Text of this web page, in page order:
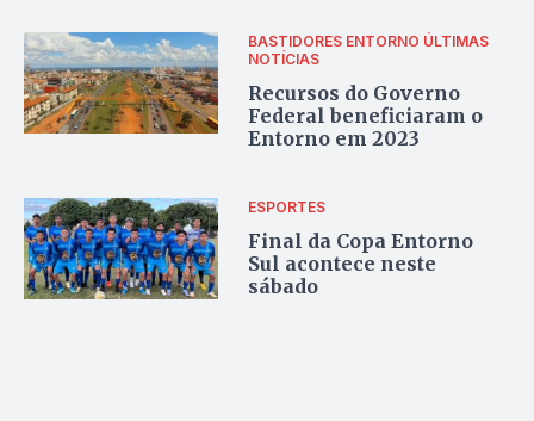
BASTIDORES ENTORNO ÚLTIMAS
NOTÍCIAS
Recursos do Governo
Federal beneficiaram o
Entorno em 2023
ESPORTES
Final da Copa Entorno
Sul acontece neste
sábado